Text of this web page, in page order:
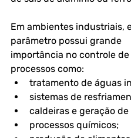
Em ambientes industriais,
parâmetro possui grande
importância no controle de
processos como:
tratamento de águas
sistemas de
caldeiras e geração
processos químicos;